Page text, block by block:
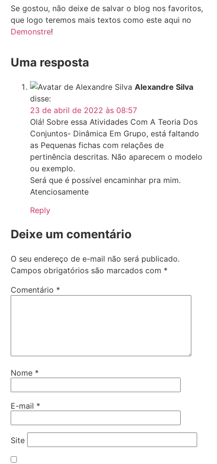
Se gostou, não deixe de salvar o blog nos favoritos,
que logo teremos mais textos como este aqui no
Demonstre!
Uma resposta
Alexandre Silva
disse:
23 de abril de 2022 às 08:57
Olá! Sobre essa Atividades Com A Teoria Dos
Conjuntos- Dinâmica Em Grupo, está faltando
as Pequenas fichas com relações de
pertinência descritas. Não aparecem o modelo
ou exemplo.
Será que é possível encaminhar pra mim.
Atenciosamente
Reply
Deixe um comentário
O seu endereço de e-mail não será publicado.
Campos obrigatórios são marcados com *
Comentário *
Nome *
E-mail *
Site